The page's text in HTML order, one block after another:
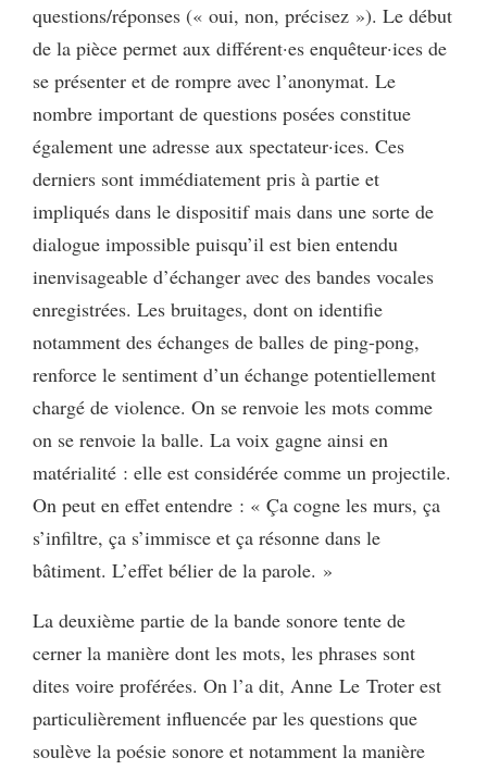
questions/réponses (« oui, non, précisez »). Le début
de la pièce permet aux différent·es enquêteur·ices de
se présenter et de rompre avec l’anonymat. Le
nombre important de questions posées constitue
également une adresse aux spectateur·ices. Ces
derniers sont immédiatement pris à partie et
impliqués dans le dispositif mais dans une sorte de
dialogue impossible puisqu’il est bien entendu
inenvisageable d’échanger avec des bandes vocales
enregistrées. Les bruitages, dont on identifie
notamment des échanges de balles de ping-pong,
renforce le sentiment d’un échange potentiellement
chargé de violence. On se renvoie les mots comme
on se renvoie la balle. La voix gagne ainsi en
matérialité : elle est considérée comme un projectile.
On peut en effet entendre : « Ça cogne les murs, ça
s’infiltre, ça s’immisce et ça résonne dans le
bâtiment. L’effet bélier de la parole. »
La deuxième partie de la bande sonore tente de
cerner la manière dont les mots, les phrases sont
dites voire proférées. On l’a dit, Anne Le Troter est
particulièrement influencée par les questions que
soulève la poésie sonore et notamment la manière